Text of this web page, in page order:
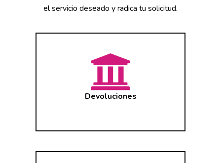
el servicio deseado y radica tu solicitud.
Devoluciones